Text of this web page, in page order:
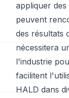
appliquer des
peuvent
des résultats
nécessitera
l'industrie
facilitent
HALD dans